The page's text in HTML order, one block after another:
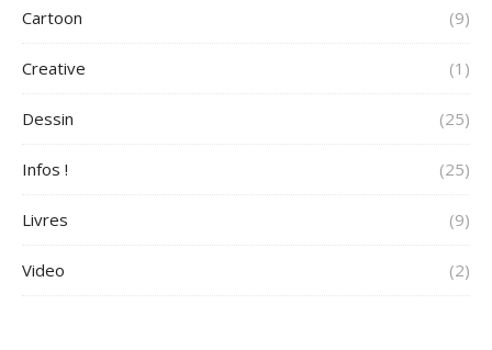
Cartoon (9)
Creative (1)
Dessin (25)
Infos ! (25)
Livres (9)
Video (2)